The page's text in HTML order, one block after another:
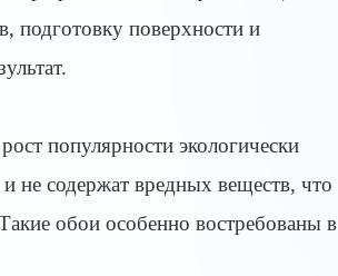
подготовку поверхности и
популярности экологически
не содержат вредных веществ, что
обои особенно востребованы в